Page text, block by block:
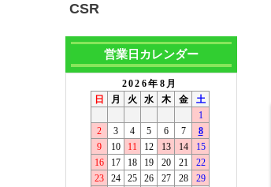
CSR
営業日カレンダー